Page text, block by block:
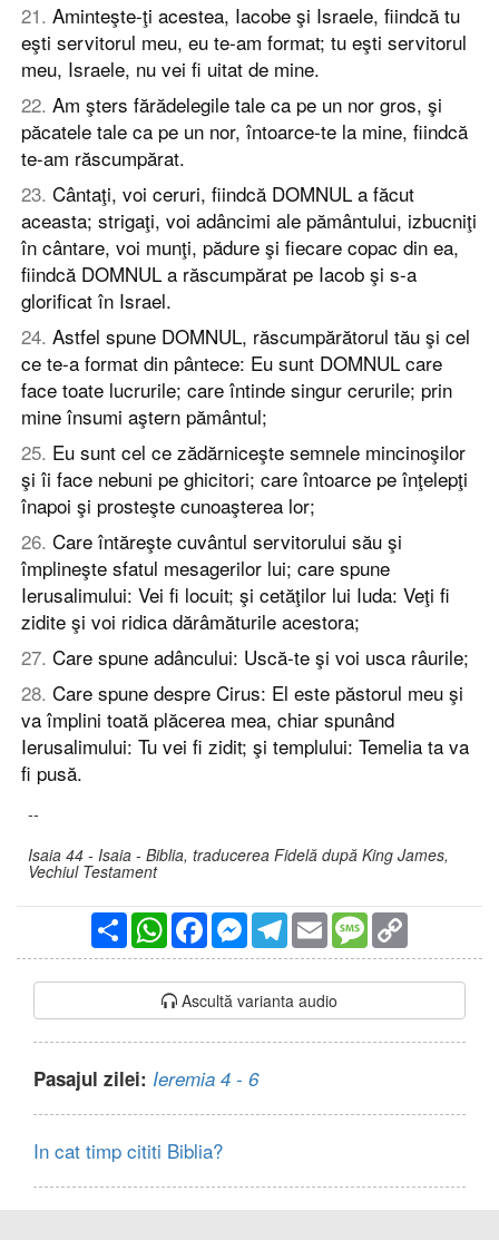
21. Aminteşte-ţi acestea, Iacobe şi Israele, fiindcă tu
eşti servitorul meu, eu te-am format; tu eşti servitorul
meu, Israele, nu vei fi uitat de mine.
22. Am şters fărădelegile tale ca pe un nor gros, şi
păcatele tale ca pe un nor, întoarce-te la mine, fiindcă
te-am răscumpărat.
23. Cântaţi, voi ceruri, fiindcă DOMNUL a făcut
aceasta; strigaţi, voi adâncimi ale pământului, izbucniţi
în cântare, voi munţi, pădure şi fiecare copac din ea,
fiindcă DOMNUL a răscumpărat pe Iacob şi s-a
glorificat în Israel.
24. Astfel spune DOMNUL, răscumpărătorul tău şi cel
ce te-a format din pântece: Eu sunt DOMNUL care
face toate lucrurile; care întinde singur cerurile; prin
mine însumi aştern pământul;
25. Eu sunt cel ce zădărniceşte semnele mincinoşilor
şi îi face nebuni pe ghicitori; care întoarce pe înţelepţi
înapoi şi prosteşte cunoaşterea lor;
26. Care întăreşte cuvântul servitorului său şi
împlineşte sfatul mesagerilor lui; care spune
Ierusalimului: Vei fi locuit; şi cetăţilor lui Iuda: Veţi fi
zidite şi voi ridica dărâmăturile acestora;
27. Care spune adâncului: Uscă-te şi voi usca râurile;
28. Care spune despre Cirus: El este păstorul meu şi
va împlini toată plăcerea mea, chiar spunând
Ierusalimului: Tu vei fi zidit; şi templului: Temelia ta va
fi pusă.
--
Isaia 44 - Isaia - Biblia, traducerea Fidelă după King James,
Vechiul Testament
PartajareWhatsAppFacebookMessengerTelegram
Email Message
Ascultă varianta audio
Pasajul zilei: Ieremia 4 - 6
In cat timp cititi Biblia?